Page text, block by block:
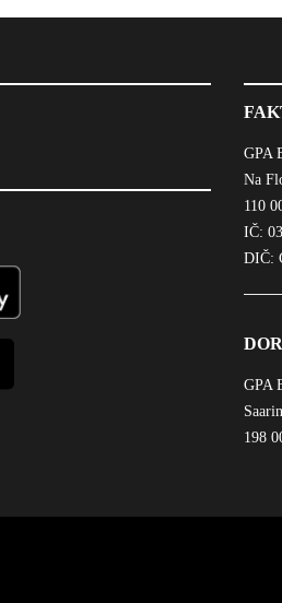
GPA
Na
110
IČ:
DIČ:
GPA
198